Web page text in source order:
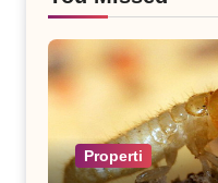
Properti